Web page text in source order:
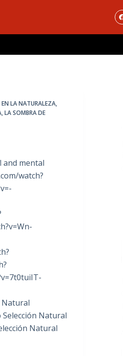
LA NATURALEZA,
,LA SOMBRA DE
and mental
watch?
Natural
Natural
Natural